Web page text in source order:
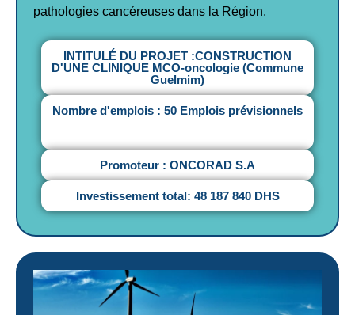
pathologies cancéreuses dans la Région.
INTITULÉ DU PROJET :CONSTRUCTION
D'UNE CLINIQUE MCO-oncologie (Commune
Guelmim)
Nombre d'emplois : 50 Emplois prévisionnels
Promoteur : ONCORAD S.A
Investissement total: 48 187 840 DHS